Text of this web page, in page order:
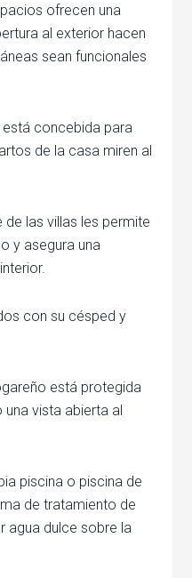
ofrecen una
al exterior hacen
sean funcionales
concebida para
de la casa miren al
las villas les permite
y asegura una
con su césped y
está protegida
vista abierta al
piscina o piscina de
de tratamiento de
agua dulce sobre la